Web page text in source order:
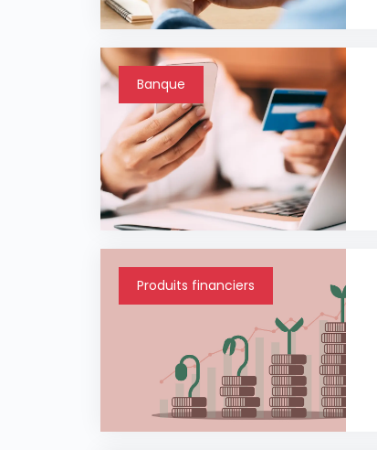
Banque
Produits financiers